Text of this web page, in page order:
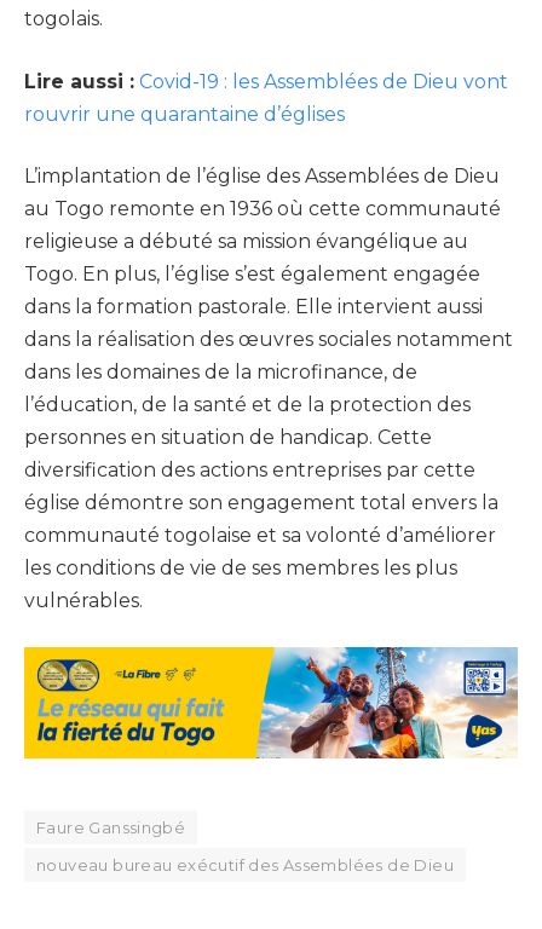
togolais.
Lire aussi : Covid-19 : les Assemblées de Dieu vont
rouvrir une quarantaine d’églises
L’implantation de l’église des Assemblées de Dieu
au Togo remonte en 1936 où cette communauté
religieuse a débuté sa mission évangélique au
Togo. En plus, l’église s’est également engagée
dans la formation pastorale. Elle intervient aussi
dans la réalisation des œuvres sociales notamment
dans les domaines de la microfinance, de
l’éducation, de la santé et de la protection des
personnes en situation de handicap. Cette
diversification des actions entreprises par cette
église démontre son engagement total envers la
communauté togolaise et sa volonté d’améliorer
les conditions de vie de ses membres les plus
vulnérables.
Faure Ganssingbé
nouveau bureau exécutif des Assemblées de Dieu